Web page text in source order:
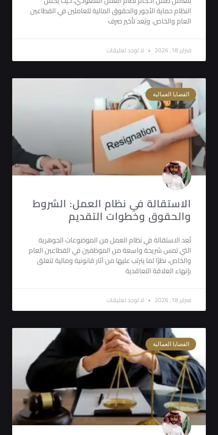
النظام حماية الأجور والحقوق المالية للعاملين في القطاعين
العام والخاص. ويُعد تأخير صرف
فبراير 18, 2026 لا توجد تعليقات
القضايا العمالية
الاستقالة في نظام العمل: الشروط
والحقوق وخطوات التقديم
تُعد الاستقالة في نظام العمل من الموضوعات الجوهرية
التي تمس شريحة واسعة من الموظفين في القطاعين العام
والخاص، نظرًا لما يترتب عليها من آثار قانونية ومالية تتعلق
بإنهاء العلاقة التعاقدية
فبراير 18, 2026 لا توجد تعليقات
القضايا العمالية